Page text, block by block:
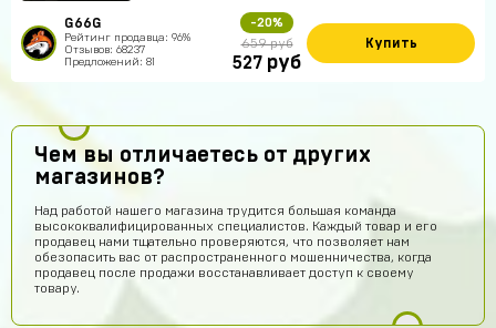
G66G
Рейтинг продавца: 96%
Отзывов: 68237
Предложений: 81
-20%
659 руб
527 руб
Купить
Чем вы отличаетесь от других
магазинов?
Над работой нашего магазина трудится большая команда
высококвалифицированных специалистов. Каждый товар и его
продавец нами тщательно проверяются, что позволяет нам
обезопасить вас от распространенного мошенничества, когда
продавец после продажи восстанавливает доступ к своему
товару.